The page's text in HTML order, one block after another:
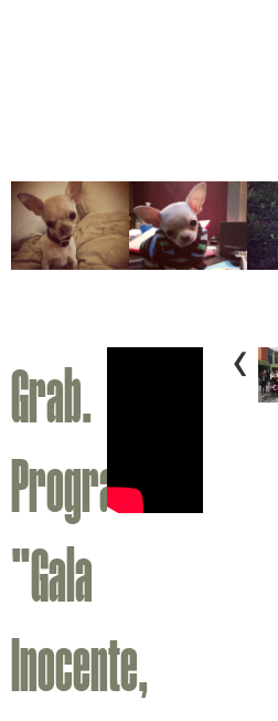
Grab.
Programa
"Gala
Inocente,
‹